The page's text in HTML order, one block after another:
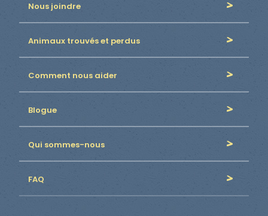
Nous joindre
Animaux trouvés et perdus
Comment nous aider
Blogue
Qui sommes-nous
FAQ